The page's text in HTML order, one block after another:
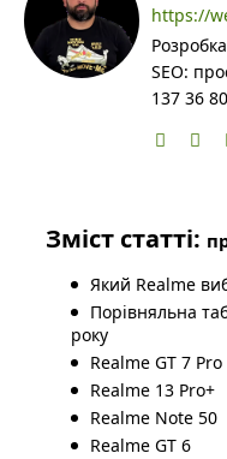
https://
SEO:
137 36 80
Зміст статті:
Який Realme
Порівняльна
року
Realme GT 7 Pro
Realme 13 Pro+
Realme Note 50
Realme GT 6